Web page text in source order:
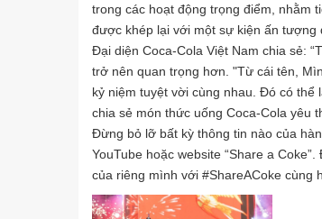
trong các hoạt động trọng điểm, nhằm
được khép lại với một sự kiện ấn tượng
Đại diện Coca-Cola Việt Nam chia sẻ:
trở nên quan trọng hơn. "Từ cái tên,
kỷ niệm tuyệt vời cùng nhau. Đó có
chia sẻ món thức uống Coca-Cola yêu
Đừng bỏ lỡ bất kỳ thông tin nào của
YouTube hoặc website “Share a
của riêng mình với #ShareACoke cùng